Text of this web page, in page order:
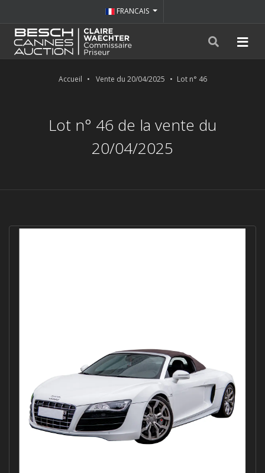
FRANCAIS
Accueil Vente du 20/04/2025 Lot n° 46
Lot n° 46 de la vente du
20/04/2025